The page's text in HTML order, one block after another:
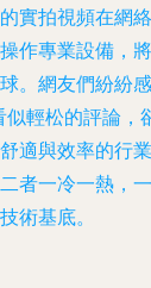
實拍視頻在網絡
作專業設備，將
。網友們紛紛感
似輕松的評論，
適與效率的行業
者一冷一熱，一
術基底。